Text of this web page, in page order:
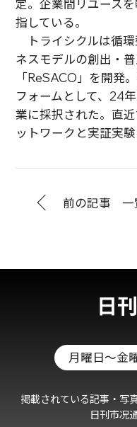
定。企業間リユース
指している。
トライシクルは循
ネスモデルの創出・
「ReSACO」を開発
フォームとして、24
業に採択された。直
ットワークと実証実験
前の記事 一
日
月曜日～金
掲載されている記事・写
日刊市况